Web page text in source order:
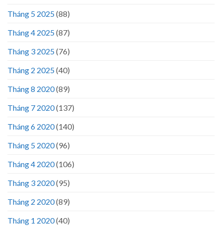
Tháng 5 2025(88)
Tháng 4 2025(87)
Tháng 3 2025(76)
Tháng 2 2025(40)
Tháng 8 2020(89)
Tháng 7 2020(137)
Tháng 6 2020(140)
Tháng 5 2020(96)
Tháng 4 2020(106)
Tháng 3 2020(95)
Tháng 2 2020(89)
Tháng 1 2020(40)